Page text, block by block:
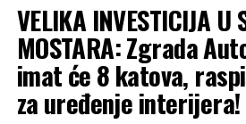
VELIKA INVESTICIJA U
MOSTARA: Zgrada
imat će 8 katova,
za uređenje interijera!